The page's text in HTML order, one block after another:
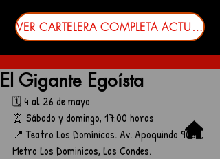
VER CARTELERA COMPLETA ACTUALIZADA
El Gigante Egoísta
🗓️ 4 al 26 de mayo
⏰ Sábado y domingo, 17:00 horas
📍 Teatro Los Domínicos. Av. Apoquindo 9085,
Metro Los Dominicos, Las Condes.